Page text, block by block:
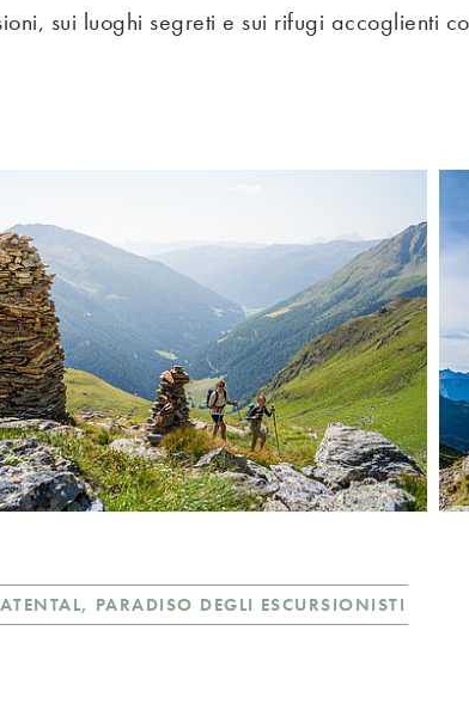
sui luoghi segreti e sui rifugi accoglienti
PARADISO DEGLI ESCURSIONISTI